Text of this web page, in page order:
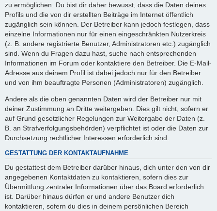
zu ermöglichen. Du bist dir daher bewusst, dass die Daten deines
Profils und die von dir erstellten Beiträge im Internet öffentlich
zugänglich sein können. Der Betreiber kann jedoch festlegen, dass
einzelne Informationen nur für einen eingeschränkten Nutzerkreis
(z. B. andere registrierte Benutzer, Administratoren etc.) zugänglich
sind. Wenn du Fragen dazu hast, suche nach entsprechenden
Informationen im Forum oder kontaktiere den Betreiber. Die E-Mail-
Adresse aus deinem Profil ist dabei jedoch nur für den Betreiber
und von ihm beauftragte Personen (Administratoren) zugänglich.
Andere als die oben genannten Daten wird der Betreiber nur mit
deiner Zustimmung an Dritte weitergeben. Dies gilt nicht, sofern er
auf Grund gesetzlicher Regelungen zur Weitergabe der Daten (z.
B. an Strafverfolgungsbehörden) verpflichtet ist oder die Daten zur
Durchsetzung rechtlicher Interessen erforderlich sind.
GESTATTUNG DER KONTAKTAUFNAHME
Du gestattest dem Betreiber darüber hinaus, dich unter den von dir
angegebenen Kontaktdaten zu kontaktieren, sofern dies zur
Übermittlung zentraler Informationen über das Board erforderlich
ist. Darüber hinaus dürfen er und andere Benutzer dich
kontaktieren, sofern du dies in deinem persönlichen Bereich